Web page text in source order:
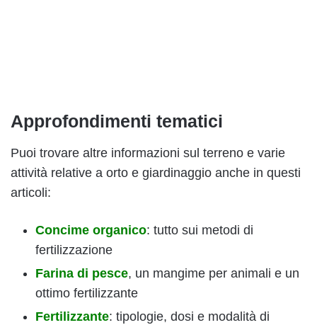
Approfondimenti tematici
Puoi trovare altre informazioni sul terreno e varie
attività relative a orto e giardinaggio anche in questi
articoli:
Concime organico: tutto sui metodi di
fertilizzazione
Farina di pesce, un mangime per animali e un
ottimo fertilizzante
Fertilizzante: tipologie, dosi e modalità di